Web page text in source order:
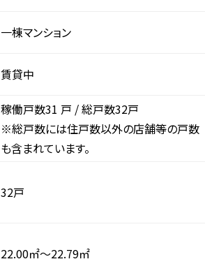
一棟マンション
賃貸中
稼働戸数31 戸 / 総戸数32戸
※総戸数には住戸数以外の店舗等の戸数
も含まれています。
32戸
22.00㎡～22.79㎡